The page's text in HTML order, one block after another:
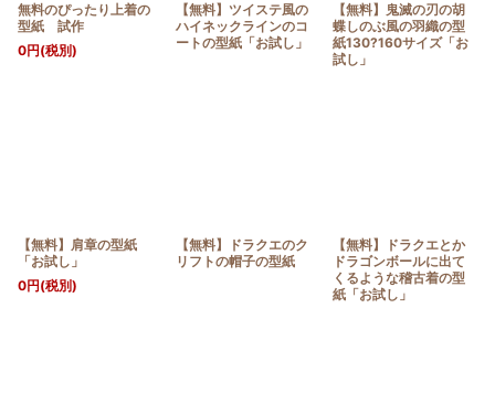
無料のぴったり上着の
型紙 試作
0円(税別)
【無料】ツイステ風の
ハイネックラインのコ
ートの型紙「お試し」
【無料】鬼滅の刃の胡
蝶しのぶ風の羽織の型
紙130?160サイズ「お
試し」
【無料】肩章の型紙
「お試し」
0円(税別)
【無料】ドラクエのク
リフトの帽子の型紙
【無料】ドラクエとか
ドラゴンボールに出て
くるような稽古着の型
紙「お試し」